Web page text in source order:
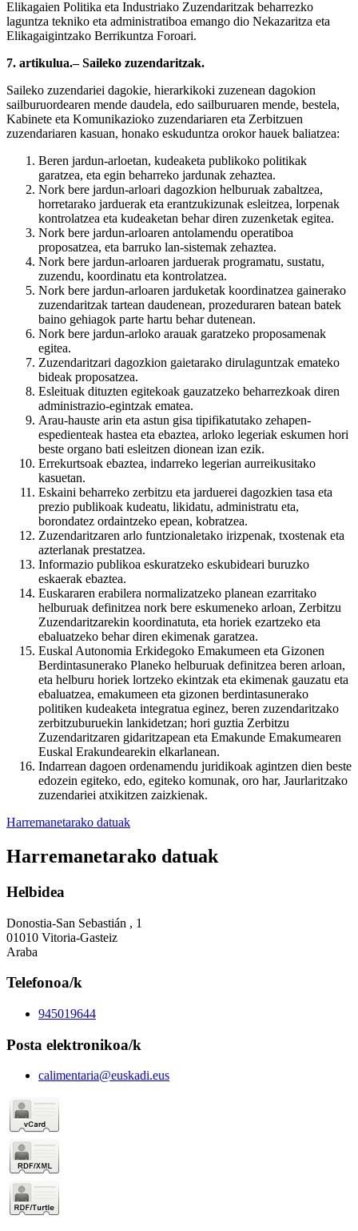
Elikagaien Politika eta Industriako Zuzendaritzak beharrezko
laguntza tekniko eta administratiboa emango dio Nekazaritza eta
Elikagaigintzako Berrikuntza Foroari.
7. artikulua.– Saileko zuzendaritzak.
Saileko zuzendariei dagokie, hierarkikoki zuzenean dagokion
sailburuordearen mende daudela, edo sailburuaren mende, bestela,
Kabinete eta Komunikazioko zuzendariaren eta Zerbitzuen
zuzendariaren kasuan, honako eskuduntza orokor hauek baliatzea:
Beren jardun-arloetan, kudeaketa publikoko politikak
garatzea, eta egin beharreko jardunak zehaztea.
Nork bere jardun-arloari dagozkion helburuak zabaltzea,
horretarako jarduerak eta erantzukizunak esleitzea, lorpenak
kontrolatzea eta kudeaketan behar diren zuzenketak egitea.
Nork bere jardun-arloaren antolamendu operatiboa
proposatzea, eta barruko lan-sistemak zehaztea.
Nork bere jardun-arloaren jarduerak programatu, sustatu,
zuzendu, koordinatu eta kontrolatzea.
Nork bere jardun-arloaren jarduketak koordinatzea gainerako
zuzendaritzak tartean daudenean, prozeduraren batean batek
baino gehiagok parte hartu behar dutenean.
Nork bere jardun-arloko arauak garatzeko proposamenak
egitea.
Zuzendaritzari dagozkion gaietarako dirulaguntzak emateko
bideak proposatzea.
Esleituak dituzten egitekoak gauzatzeko beharrezkoak diren
administrazio-egintzak ematea.
Arau-hauste arin eta astun gisa tipifikatutako zehapen-
espedienteak hastea eta ebaztea, arloko legeriak eskumen hori
beste organo bati esleitzen dionean izan ezik.
Errekurtsoak ebaztea, indarreko legerian aurreikusitako
kasuetan.
Eskaini beharreko zerbitzu eta jarduerei dagozkien tasa eta
prezio publikoak kudeatu, likidatu, administratu eta,
borondatez ordaintzeko epean, kobratzea.
Zuzendaritzaren arlo funtzionaletako irizpenak, txostenak eta
azterlanak prestatzea.
Informazio publikoa eskuratzeko eskubideari buruzko
eskaerak ebaztea.
Euskararen erabilera normalizatzeko planean ezarritako
helburuak definitzea nork bere eskumeneko arloan, Zerbitzu
Zuzendaritzarekin koordinatuta, eta horiek ezartzeko eta
ebaluatzeko behar diren ekimenak garatzea.
Euskal Autonomia Erkidegoko Emakumeen eta Gizonen
Berdintasunerako Planeko helburuak definitzea beren arloan,
eta helburu horiek lortzeko ekintzak eta ekimenak gauzatu eta
ebaluatzea, emakumeen eta gizonen berdintasunerako
politiken kudeaketa integratua eginez, beren zuzendaritzako
zerbitzuburuekin lankidetzan; hori guztia Zerbitzu
Zuzendaritzaren gidaritzapean eta Emakunde Emakumearen
Euskal Erakundearekin elkarlanean.
Indarrean dagoen ordenamendu juridikoak agintzen dien beste
edozein egiteko, edo, egiteko komunak, oro har, Jaurlaritzako
zuzendariei atxikitzen zaizkienak.
Harremanetarako datuak
Harremanetarako datuak
Helbidea
Donostia-San Sebastián , 1
01010 Vitoria-Gasteiz
Araba
Telefonoa/k
945019644
Posta elektronikoa/k
calimentaria@euskadi.eus